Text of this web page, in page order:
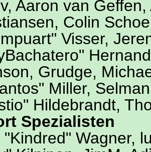
Aaron van
Colin
Visser,
Grudge,
Miller,
Hildebrandt,
Spezialisten
"Kindred" Wagner,